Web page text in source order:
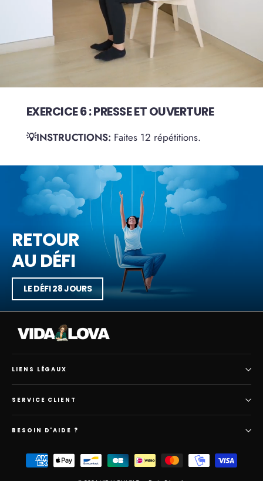
EXERCICE 6 : PRESSE ET OUVERTURE
💡INSTRUCTIONS: Faites 12 répétitions.
RETOUR
AU DÉFI
LE DÉFI 28 JOURS
LIENS LÉGAUX
SERVICE CLIENT
BESOIN D'AIDE ?